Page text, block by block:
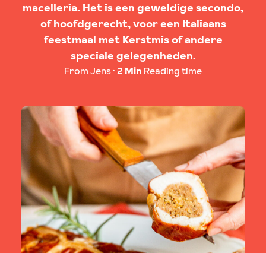
macelleria. Het is een geweldige secondo,
of hoofdgerecht, voor een Italiaans
feestmaal met Kerstmis of andere
speciale gelegenheden.
From Jens 2 Min Reading time